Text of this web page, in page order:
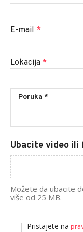
E-mail *
Lokacija *
Ubacite video ili
Možete da ubacite
više od 25 MB.
Pristajete na